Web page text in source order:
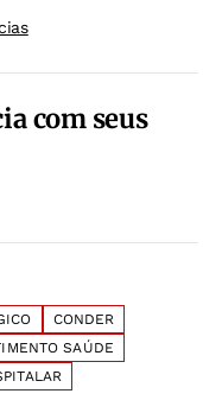
com seus
CONDER
SAÚDE